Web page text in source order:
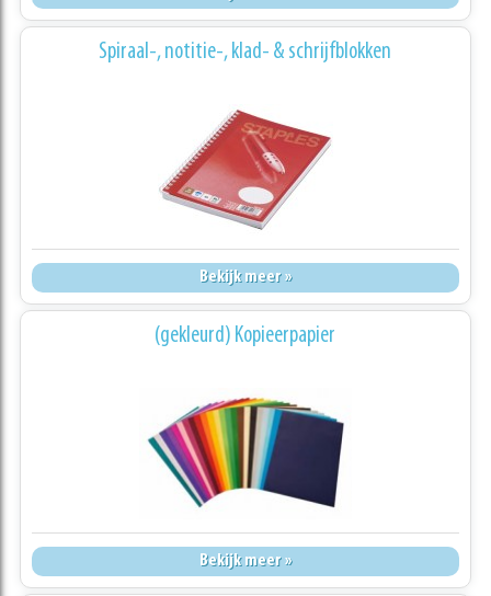
Spiraal-, notitie-, klad- & schrijfblokken
Bekijk meer »
(gekleurd) Kopieerpapier
Bekijk meer »